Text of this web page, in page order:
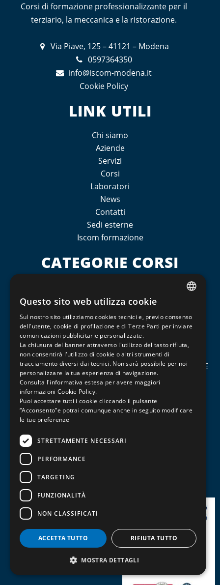
Corsi di formazione professionalizzante per il
terziario, la meccanica e la ristorazione.
Via Piave, 125 – 41121 – Modena
0597364350
info@iscom-modena.it
Cookie Policy
LINK UTILI
Chi siamo
Aziende
Servizi
Corsi
Laboratori
News
Contatti
Sedi esterne
Iscom formazione
CATEGORIE CORSI
ISCOM FORMAZIONE REGGIO EMILIA
Qualifiche Professionali
Saldatura e Meccanica
Percorsi formativi per l'occupabilità: competenze
digitali
DONNE DIGITALI: COMPETENZE PER L’INNOVAZIONE E
LA BUONA OCCUPAZIONE
Ristorazione, Pasticceria ed Enogastronomia
Socio Sanitario
Contabilità e Amministrazione del Personale
Informatica, Grafica e Cad
Management, Marketing, Comunicazione e Social
ENGLISH
Questo sito web utilizza cookie
Sul nostro sito utilizziamo cookies tecnici e, previo consenso
dell'utente, cookie di profilazione e di Terze Parti per inviare
comunicazioni pubblicitarie personalizzate.
La chiusura del banner attraverso l'utilizzo del tasto rifiuta,
non consentirà l'utilizzo di cookie o altri strumenti di
tracciamento diversi dai tecnici. Non sarà possibile per noi
personalizzare la tua esperienza di navigazione.
Consulta l'informativa estesa per avere maggiori
informazioni Cookie Policy.
Puoi accettare tutti i cookie cliccando il pulsante
“Acconsento”e potrai comunque anche in seguito modificare
le tue preferenze
STRETTAMENTE NECESSARI
PERFORMANCE
TARGETING
FUNZIONALITÀ
NON CLASSIFICATI
ACCETTA TUTTO RIFIUTA TUTTO
MOSTRA DETTAGLI